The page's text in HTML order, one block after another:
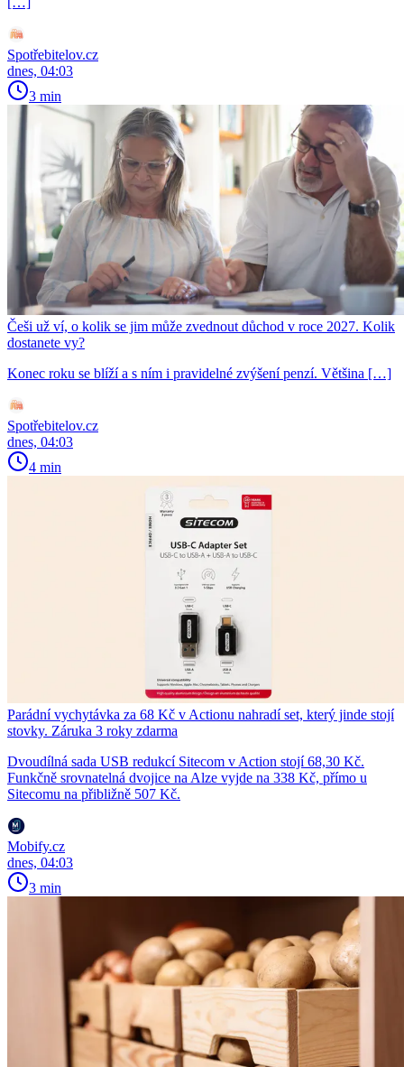
Spotřebitelov.cz
dnes, 04:03
3 min
Češi už ví, o kolik se jim může zvednout důchod v roce 2027. Kolik
dostanete vy?
Konec roku se blíží a s ním i pravidelné zvýšení penzí. Většina […]
Spotřebitelov.cz
dnes, 04:03
4 min
Parádní vychytávka za 68 Kč v Actionu nahradí set, který jinde stojí
stovky. Záruka 3 roky zdarma
Dvoudílná sada USB redukcí Sitecom v Action stojí 68,30 Kč.
Funkčně srovnatelná dvojice na Alze vyjde na 338 Kč, přímo u
Sitecomu na přibližně 507 Kč.
Mobify.cz
dnes, 04:03
3 min